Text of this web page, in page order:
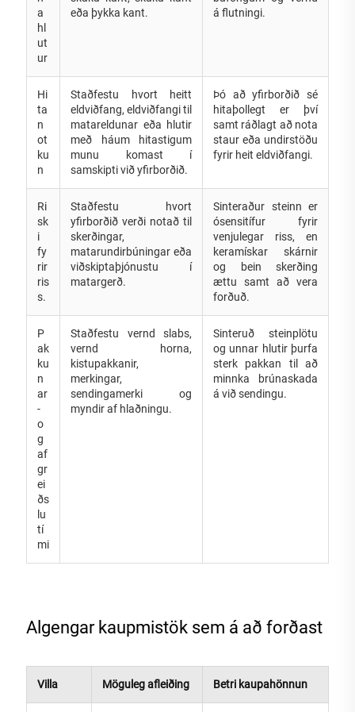
a
hl
ut
ur
eða þykka kant.
á flutningi.
Hi
ta
n
ot
ku
n
Staðfestu hvort heitt
eldviðfang, eldviðfangi til
matareldunar eða hlutir
með háum hitastigum
munu komast í
samskipti við yfirborðið.
Þó að yfirborðið sé
hitaþollegt er því
samt ráðlagt að nota
staur eða undirstöðu
fyrir heit eldviðfangi.
Ri
sk
i
fy
rir
ris
s.
Staðfestu hvort
yfirborðið verði notað til
skerðingar,
matarundirbúningar eða
viðskiptaþjónustu í
matargerð.
Sinteraður steinn er
ósensitífur fyrir
venjulegar riss, en
keramískar skárnir
og bein skerðing
ættu samt að vera
forðuð.
P
ak
ku
n
ar
-
o
g
af
gr
ei
ðs
lu
tí
mi
Staðfestu vernd slabs,
vernd horna,
kistupakkanir,
merkingar,
sendingamerki og
myndir af hlaðningu.
Sinteruð steinplötu
og unnar hlutir þurfa
sterk pakkan til að
minnka brúnaskada
á við sendingu.
Algengar kaupmistök sem á að forðast
Villa Möguleg afleiðing Betri kaupahönnun